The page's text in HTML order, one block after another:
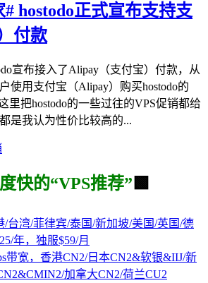
hostodo正式宣布支持支
付款
宣布接入了Alipay（支付宝）付款，从
使用支付宝（Alipay）购买hostodo的
里把hostodo的一些过往的VPS促销都给
是我认为性价比较高的...
快的“VPS推荐” 🟩
/台湾/菲律宾/泰国/新加坡/美国/英国/德
年，独服$59/月
带宽，香港CN2/日本CN2&软银&IIJ/新
加拿大CN2/荷兰CU2